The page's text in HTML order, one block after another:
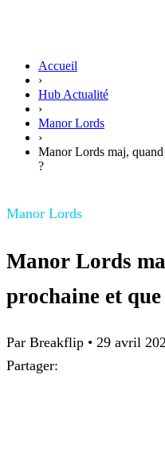
Accueil
›
Hub Actualité
›
Manor Lords
›
Manor Lords maj,
?
Manor Lords
Manor Lords
prochaine et
Par Breakflip • 29 avril
Partager: